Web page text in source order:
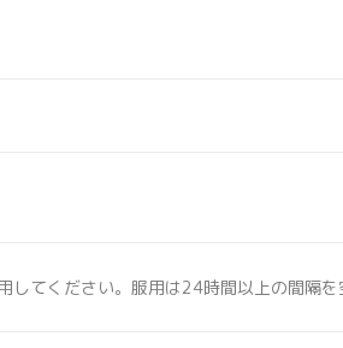
てください。服用は24時間以上の間隔